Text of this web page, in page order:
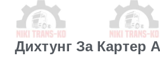
Дихтунг За Картер